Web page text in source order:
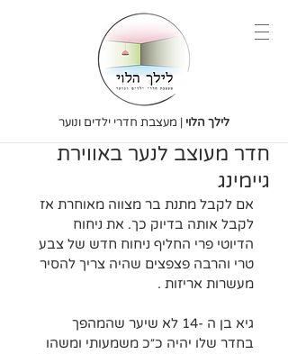
לילך הלוי | מעצבת חדרי ילדים ונוער
חדר מעוצב לנער באווירת
גיימינג
אם לקבל מתנת בר מצווה מאוחרת אז
לקבל אותה בדיוק כך. את ניחוח
הדיוטי פרי החליף ניחוח חדש של צבע
טרי והרבה פצפצים שהיה צריך להסיר
מעשרות אריזות .
גיא בן ה -14 לא שיער שהמהפך
בחדר שלו יהיה כ״כ משמעותי ומשהו